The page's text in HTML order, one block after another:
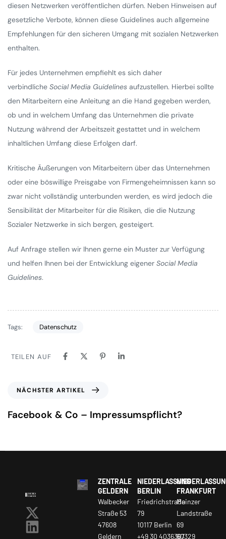
diesen Netzwerken veröffentlichen dürfen. Neben Hinweisen auf
gesetzliche Verbote, können diese Guidelines auch allgemeine
Empfehlungen für den sicheren Umgang mit sozialen Netzwerken
enthalten.
Für jedes Unternehmen empfiehlt es sich daher
verbindliche Social Media Guidelines aufzustellen. Hierbei sollte
den Mitarbeitern eine Anleitung an die Hand gegeben werden,
ob und in welchem Umfang das Unternehmen die private
Nutzung während der Arbeitszeit gestattet und in welchem
inhaltlichen Umfang diese Erfolgen darf.
Kritische Äußerungen von Mitarbeitern über das Unternehmen
oder eine böswillige Preisgabe von Firmengeheimnissen kann so
zwar nicht vollständig unterbunden werden, es wird jedoch die
Sensibilität der Mitarbeiter für die Risiken, die die Nutzung
Sozialer Netzwerke in sich bergen, gesteigert.
Auf Anfrage stellen wir Ihnen gerne ein Muster zur Verfügung
und helfen Ihnen bei der Entwicklung eigener Social Media
Guidelines.
Tags: Datenschutz
TEILEN AUF
NÄCHSTER ARTIKEL
Facebook & Co – Impressumspflicht?
ZENTRALE
GELDERN
Walbecker
Straße 53
47608
Geldern
NIEDERLASSUNG
BERLIN
Friedrichstraße
79
10117 Berlin
+49 30 4036367
FRANKFURT
Mainzer
Landstraße
69
60329